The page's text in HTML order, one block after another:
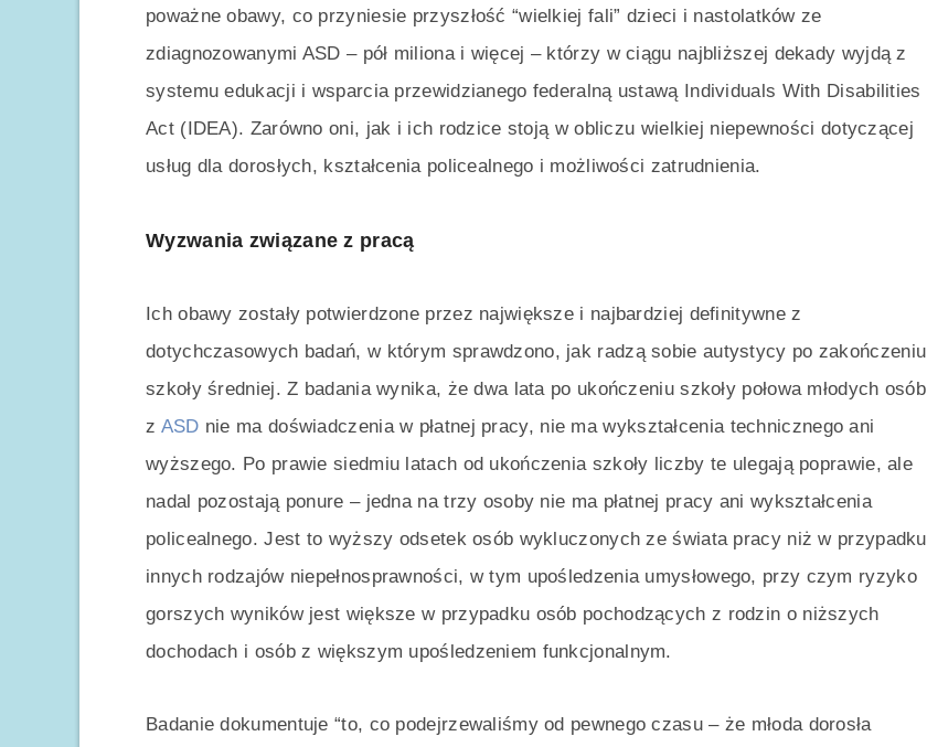
poważne obawy, co przyniesie przyszłość “wielkiej fali” dzieci i nastolatków ze
zdiagnozowanymi ASD – pół miliona i więcej – którzy w ciągu najbliższej dekady wyjdą z
systemu edukacji i wsparcia przewidzianego federalną ustawą Individuals With Disabilities
Act (IDEA). Zarówno oni, jak i ich rodzice stoją w obliczu wielkiej niepewności dotyczącej
usług dla dorosłych, kształcenia policealnego i możliwości zatrudnienia.
Wyzwania związane z pracą
Ich obawy zostały potwierdzone przez największe i najbardziej definitywne z
dotychczasowych badań, w którym sprawdzono, jak radzą sobie autystycy po zakończeniu
szkoły średniej. Z badania wynika, że dwa lata po ukończeniu szkoły połowa młodych osób
z ASD nie ma doświadczenia w płatnej pracy, nie ma wykształcenia technicznego ani
wyższego. Po prawie siedmiu latach od ukończenia szkoły liczby te ulegają poprawie, ale
nadal pozostają ponure – jedna na trzy osoby nie ma płatnej pracy ani wykształcenia
policealnego. Jest to wyższy odsetek osób wykluczonych ze świata pracy niż w przypadku
innych rodzajów niepełnosprawności, w tym upośledzenia umysłowego, przy czym ryzyko
gorszych wyników jest większe w przypadku osób pochodzących z rodzin o niższych
dochodach i osób z większym upośledzeniem funkcjonalnym.
Badanie dokumentuje “to, co podejrzewaliśmy od pewnego czasu – że młoda dorosła